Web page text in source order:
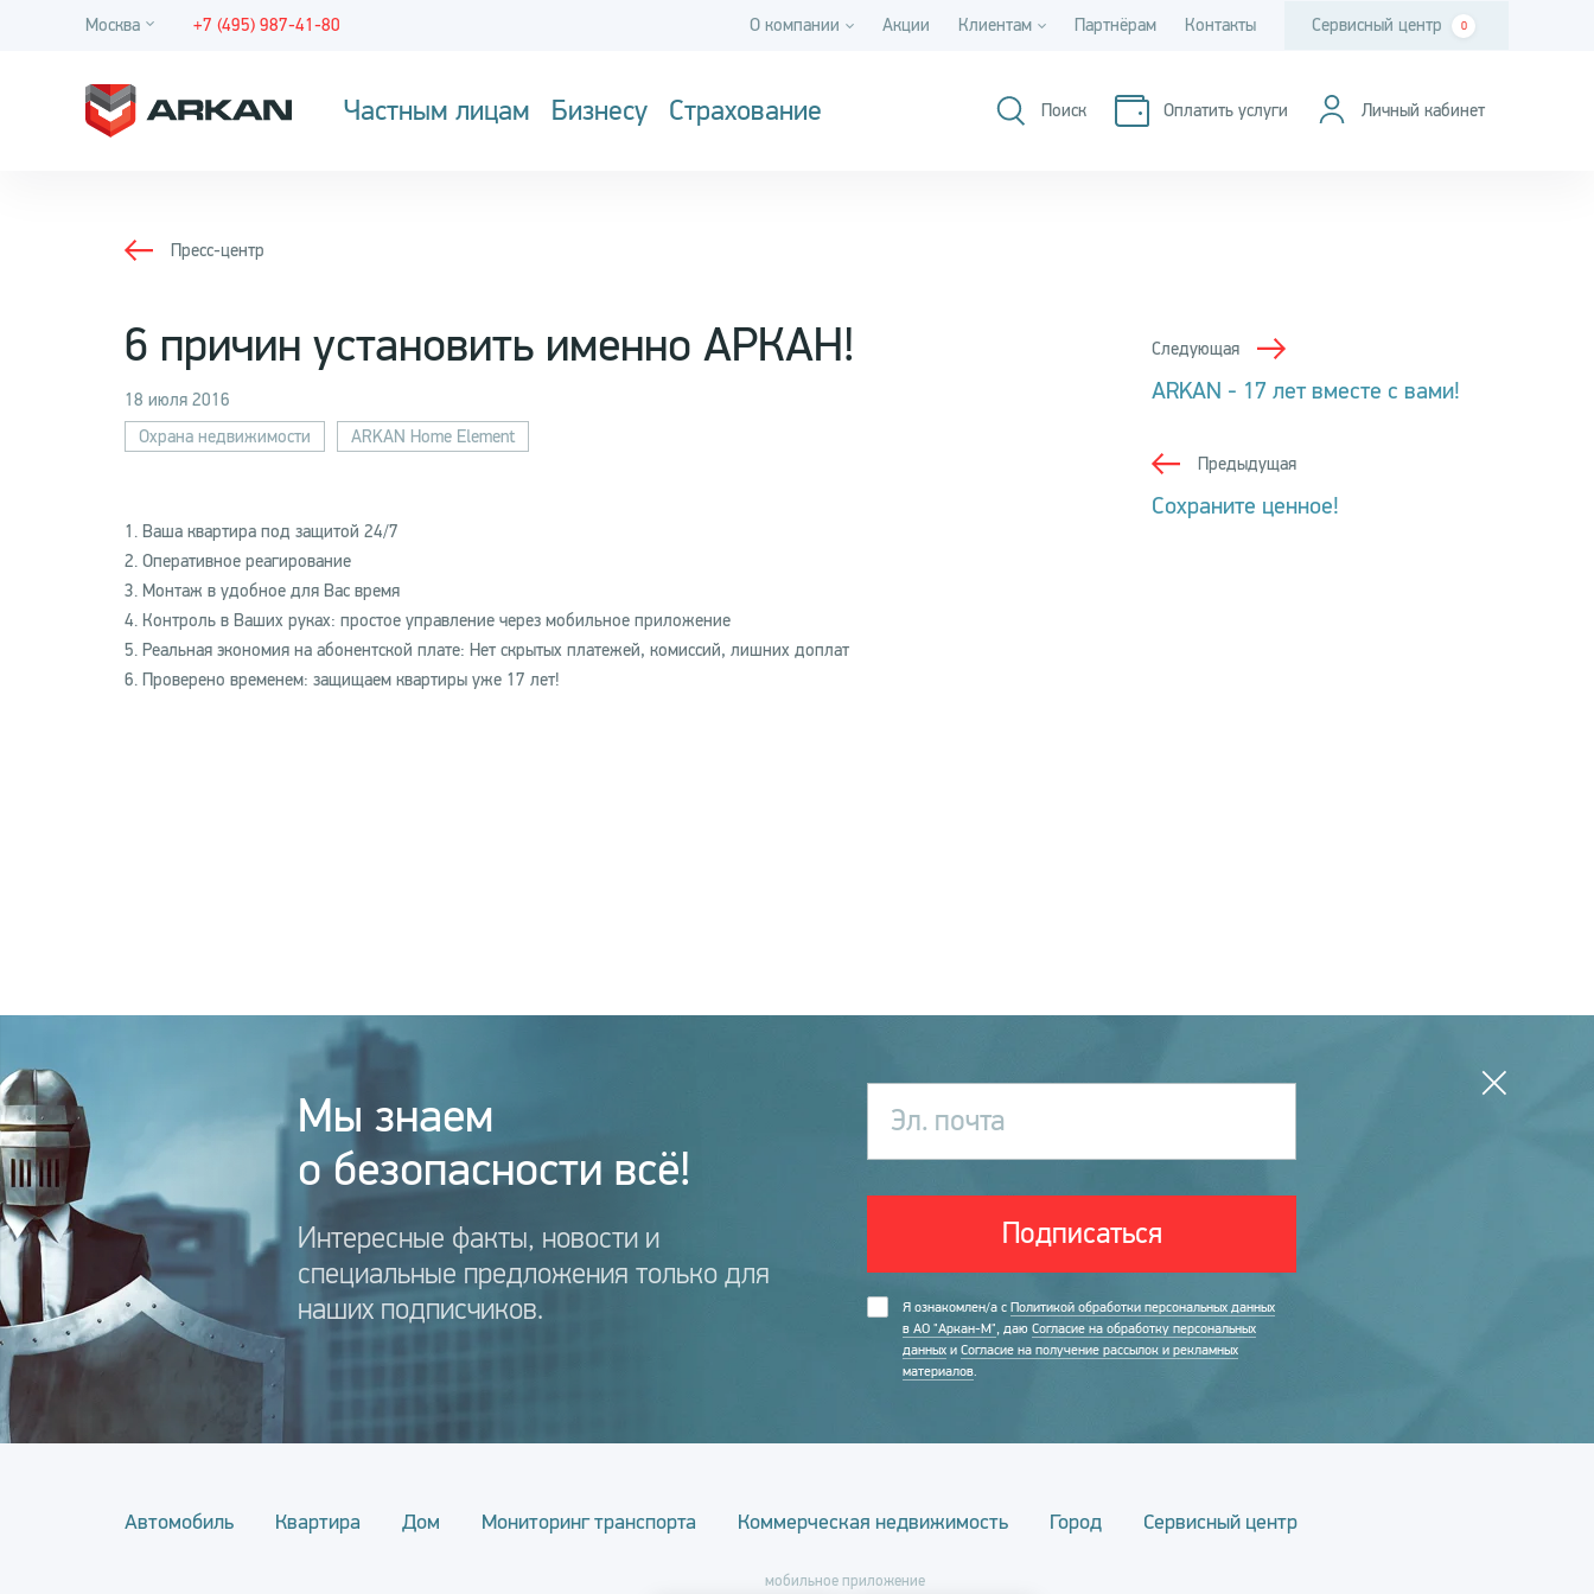
Москва +7 (495) 987-41-80 О компании Акции Клиентам Партнёрам Контакты Сервисный центр 0
Частным лицам Бизнесу Страхование Поиск Оплатить услуги Личный кабинет
Пресс-центр
6 причин установить именно АРКАН!
18 июля 2016
Охрана недвижимости
ARKAN Home Element
1. Ваша квартира под защитой 24/7
2. Оперативное реагирование
3. Монтаж в удобное для Вас время
4. Контроль в Ваших руках: простое управление через мобильное приложение
5. Реальная экономия на абонентской плате: Нет скрытых платежей, комиссий, лишних доплат
6. Проверено временем: защищаем квартиры уже 17 лет!
Следующая
ARKAN - 17 лет вместе с вами!
Предыдущая
Сохраните ценное!
Мы знаем
о безопасности всё!
Интересные факты, новости и
специальные предложения только для
наших подписчиков.
Эл. почта
Подписаться
Я ознакомлен/а с Политикой обработки персональных данных
в АО "Аркан-М", даю Согласие на обработку персональных
данных и Согласие на получение рассылок и рекламных
материалов.
Автомобиль Квартира Дом Мониторинг транспорта Коммерческая недвижимость Город Сервисный центр
мобильное приложение